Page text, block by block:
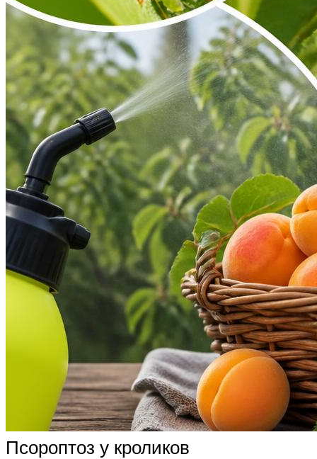
Псороптоз у кроликов